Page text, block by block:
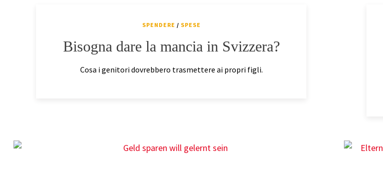
SPENDERE / SPESE
Bisogna dare la mancia in Svizzera?
Cosa i genitori dovrebbero trasmettere ai propri figli.